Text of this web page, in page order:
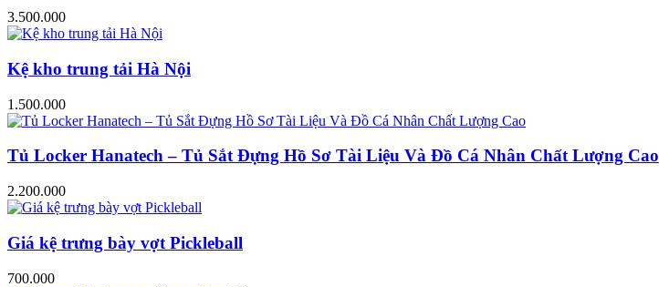
3.500.000
Kệ kho trung tải Hà Nội
1.500.000
Tủ Locker Hanatech – Tủ Sắt Đựng Hồ Sơ Tài Liệu Và Đồ Cá Nhân Chất Lượng Cao
2.200.000
Giá kệ trưng bày vợt Pickleball
700.000